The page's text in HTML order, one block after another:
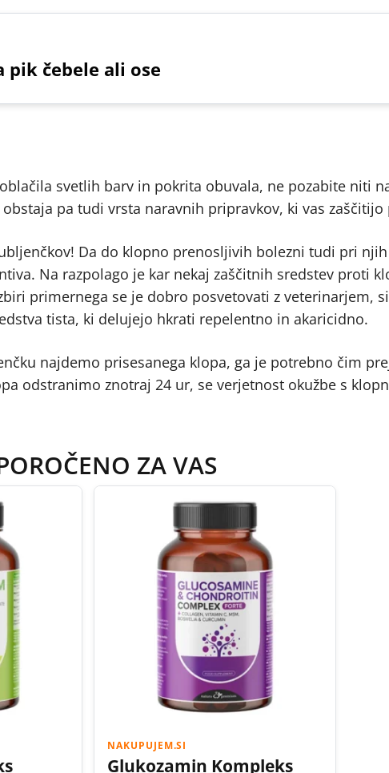
pik čebele ali ose
svetlih barv in pokrita obuvala, ne pozabite niti
pa tudi vrsta naravnih pripravkov, ki vas
Da do klopno prenosljivih bolezni tudi pri
Na razpolago je kar nekaj zaščitnih sredstev proti
primernega se je dobro posvetovati z veterinarjem,
tista, ki delujejo hkrati repelentno in akaricidno.
najdemo prisesanega klopa, ga je potrebno čim
odstranimo znotraj 24 ur, se verjetnost okužbe s
ZA VAS
NAKUPUJEM.SI
Glukozamin Kompleks